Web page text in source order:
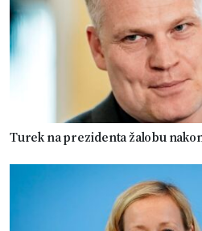
Turek na prezidenta žalobu